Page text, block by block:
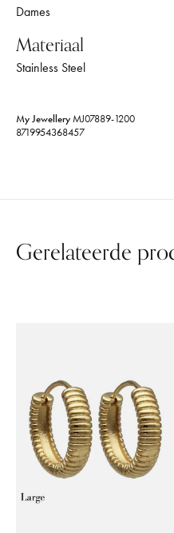
Dames
Materiaal
Stainless Steel
My JewelleryMJ07889-1200
8719954368457
Gerelateerde